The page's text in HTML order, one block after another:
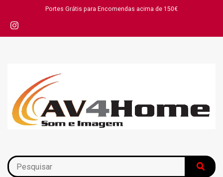
Portes Grátis para Encomendas acima de 150€